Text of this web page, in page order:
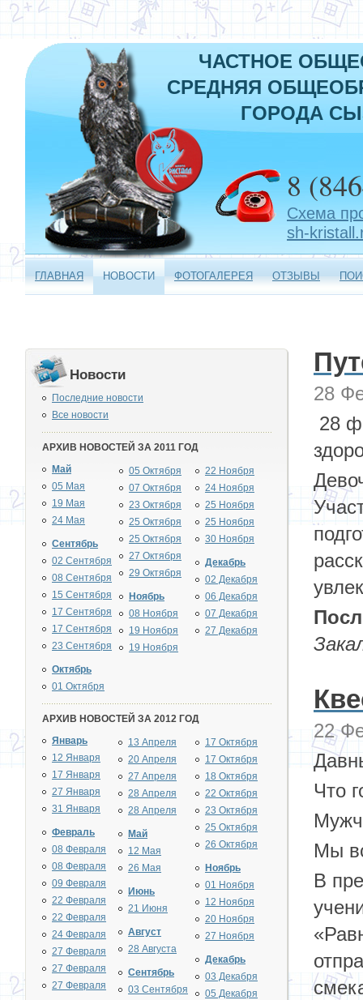
ЧАСТНОЕ
СРЕДНЯЯ
ГОРОДА
8
Схема
sh-
ГЛАВНАЯ НОВОСТИ ФОТОГАЛЕРЕЯ ОТЗЫВЫ
Новости
Последние новости
Все новости
АРХИВ НОВОСТЕЙ ЗА 2011 ГОД
Май
05 Мая
19 Мая
24 Мая
Сентябрь
02 Сентября
08 Сентября
15 Сентября
17 Сентября
17 Сентября
23 Сентября
Октябрь
01 Октября
05 Октября
07 Октября
23 Октября
25 Октября
25 Октября
27 Октября
29 Октября
Ноябрь
08 Ноября
19 Ноября
19 Ноября
22 Ноября
24 Ноября
25 Ноября
25 Ноября
30 Ноября
Декабрь
02 Декабря
06 Декабря
07 Декабря
27 Декабря
АРХИВ НОВОСТЕЙ ЗА 2012 ГОД
Январь
12 Января
17 Января
27 Января
31 Января
Февраль
08 Февраля
08 Февраля
09 Февраля
22 Февраля
22 Февраля
24 Февраля
27 Февраля
27 Февраля
27 Февраля
13 Апреля
20 Апреля
27 Апреля
28 Апреля
28 Апреля
Май
12 Мая
26 Мая
Июнь
21 Июня
Август
28 Августа
Сентябрь
03 Сентября
17 Октября
17 Октября
18 Октября
22 Октября
23 Октября
25 Октября
26 Октября
Ноябрь
01 Ноября
12 Ноября
20 Ноября
27 Ноября
Декабрь
03 Декабря
05 Декабря
28
28
22
Что
Мы
В